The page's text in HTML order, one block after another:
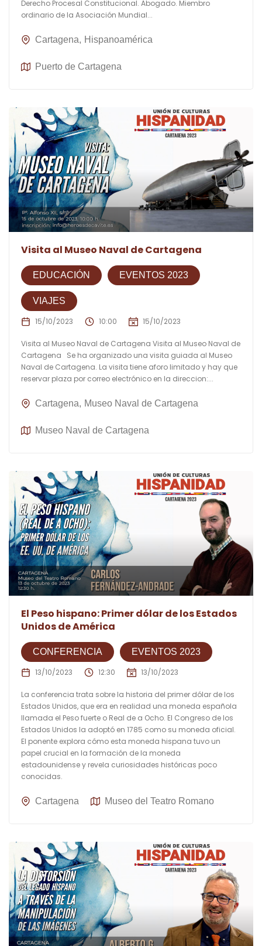
Derecho Procesal Constitucional. Abogado. Miembro
ordinario de la Asociación Mundial...
Cartagena Hispanoamérica
Puerto de Cartagena
Visita al Museo Naval de Cartagena
EDUCACIÓN EVENTOS 2023
VIAJES
15/10/2023 10:00 15/10/2023
Visita al Museo Naval de Cartagena Visita al Museo Naval de
Cartagena Se ha organizado una visita guiada al Museo
Naval de Cartagena. La visita tiene aforo limitado y hay que
reservar plaza por correo electrónico en la direccion:...
Cartagena Museo Naval de Cartagena
Museo Naval de Cartagena
El Peso hispano: Primer dólar de los Estados
Unidos de América
CONFERENCIA EVENTOS 2023
13/10/2023 12:30 13/10/2023
La conferencia trata sobre la historia del primer dólar de los
Estados Unidos, que era en realidad una moneda española
llamada el Peso fuerte o Real de a Ocho. El Congreso de los
Estados Unidos la adoptó en 1785 como su moneda oficial.
El ponente explora cómo esta moneda hispana tuvo un
papel crucial en la formación de la moneda
estadounidense y revela curiosidades históricas poco
conocidas.
Cartagena Museo del Teatro Romano